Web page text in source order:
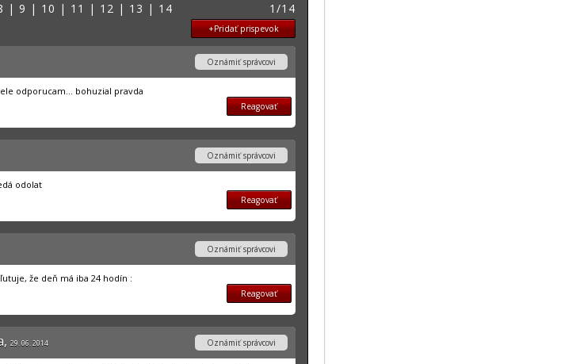
| 9 | 10 | 11 | 12 | 13 | 14 1/14
+Pridať prispevok
Oznámiť správcovi
odporucam... bohuzial pravda
Reagovať
Oznámiť správcovi
odolat
Reagovať
Oznámiť správcovi
že deň má iba 24 hodín :
Reagovať
29. 06. 2014 Oznámiť správcovi